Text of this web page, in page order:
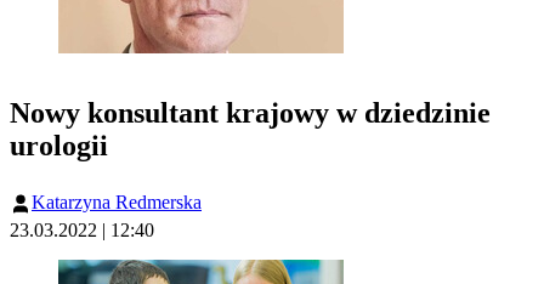
Nowy konsultant krajowy w dziedzinie
urologii
Katarzyna Redmerska
23.03.2022 | 12:40